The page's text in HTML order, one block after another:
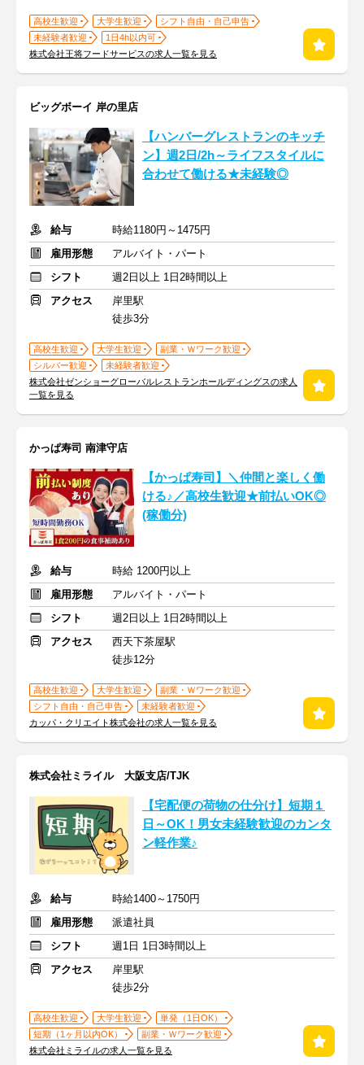
高校生歓迎 大学生歓迎
シフト自由・自己申告
未経験者歓迎
1日4h以内可
株式会社王将フードサービスの求人一覧を見る
ビッグボーイ 岸の里店
【ハンバーグレストランのキッチ
ン】週2日/2h～ライフスタイルに
合わせて働ける★未経験◎
給与
時給1180円～1475円
雇用形態
アルバイト・パート
シフト
週2日以上 1日2時間以上
アクセス
岸里駅
徒歩3分
高校生歓迎 大学生歓迎
副業・Ｗワーク歓迎
シルバー歓迎
未経験者歓迎
株式会社ゼンショーグローバルレストランホールディングスの求人
一覧を見る
かっぱ寿司 南津守店
【かっぱ寿司】＼仲間と楽しく働
ける♪／高校生歓迎★前払いOK◎
(稼働分)
給与
時給 1200円以上
雇用形態
アルバイト・パート
シフト
週2日以上 1日2時間以上
アクセス
西天下茶屋駅
徒歩12分
高校生歓迎 大学生歓迎
副業・Ｗワーク歓迎
シフト自由・自己申告
未経験者歓迎
カッパ・クリエイト株式会社の求人一覧を見る
株式会社ミライル 大阪支店/TJK
【宅配便の荷物の仕分け】短期１
日～OK！男女未経験歓迎のカンタ
ン軽作業♪
給与
時給1400～1750円
雇用形態
派遣社員
シフト
週1日 1日3時間以上
アクセス
岸里駅
徒歩2分
高校生歓迎 大学生歓迎
単発（1日OK）
短期（1ヶ月以内OK）
副業・Ｗワーク歓迎
株式会社ミライルの求人一覧を見る